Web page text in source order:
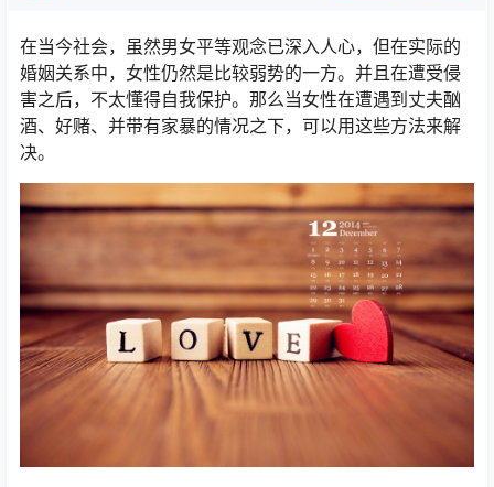
在当今社会，虽然男女平等观念已深入人心，但在实际的
婚姻关系中，女性仍然是比较弱势的一方。并且在遭受侵
害之后，不太懂得自我保护。那么当女性在遭遇到丈夫酗
酒、好赌、并带有家暴的情况之下，可以用这些方法来解
决。